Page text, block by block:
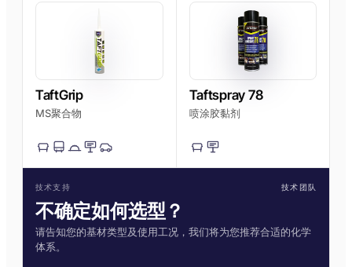
TaftGrip
MS聚合物
Taftspray 78
喷涂胶黏剂
技术支持 技术团队
不确定如何选型？
请告知您的基材类型及使用工况，我们将为您推荐合适的化学
体系。